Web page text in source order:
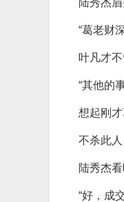
陆秀杰
“葛老财
叶凡才
“其他的
想起刚
不杀此人
陆秀杰
“好，成